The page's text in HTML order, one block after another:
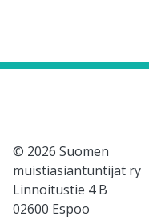
© 2026 Suomen
muistiasiantuntijat ry
Linnoitustie 4 B
02600 Espoo